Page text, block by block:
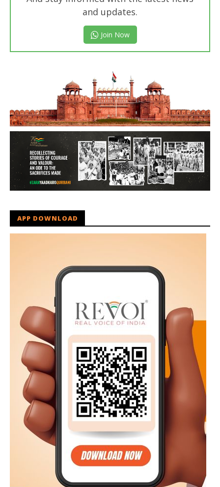
and updates.
Join Now
APP DOWNLOAD